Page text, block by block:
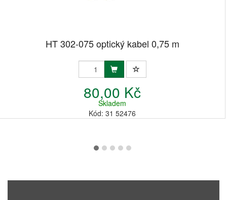
HT 302-075 optický kabel 0,75 m
80,00 Kč
Skladem
Kód: 31 52476